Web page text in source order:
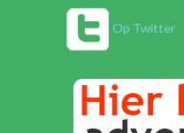
Op Twitter